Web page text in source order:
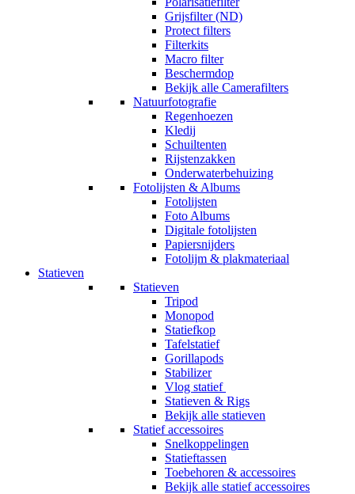
Grijsfilter (ND)
Protect filters
Filterkits
Macro filter
Beschermdop
Bekijk alle Camerafilters
Natuurfotografie
Regenhoezen
Kledij
Schuiltenten
Rijstenzakken
Onderwaterbehuizing
Fotolijsten & Albums
Fotolijsten
Foto Albums
Digitale fotolijsten
Papiersnijders
Fotolijm & plakmateriaal
Statieven
Statieven
Tripod
Monopod
Statiefkop
Tafelstatief
Gorillapods
Stabilizer
Vlog statief
Statieven & Rigs
Bekijk alle statieven
Statief accessoires
Snelkoppelingen
Statieftassen
Toebehoren & accessoires
Bekijk alle statief accessoires